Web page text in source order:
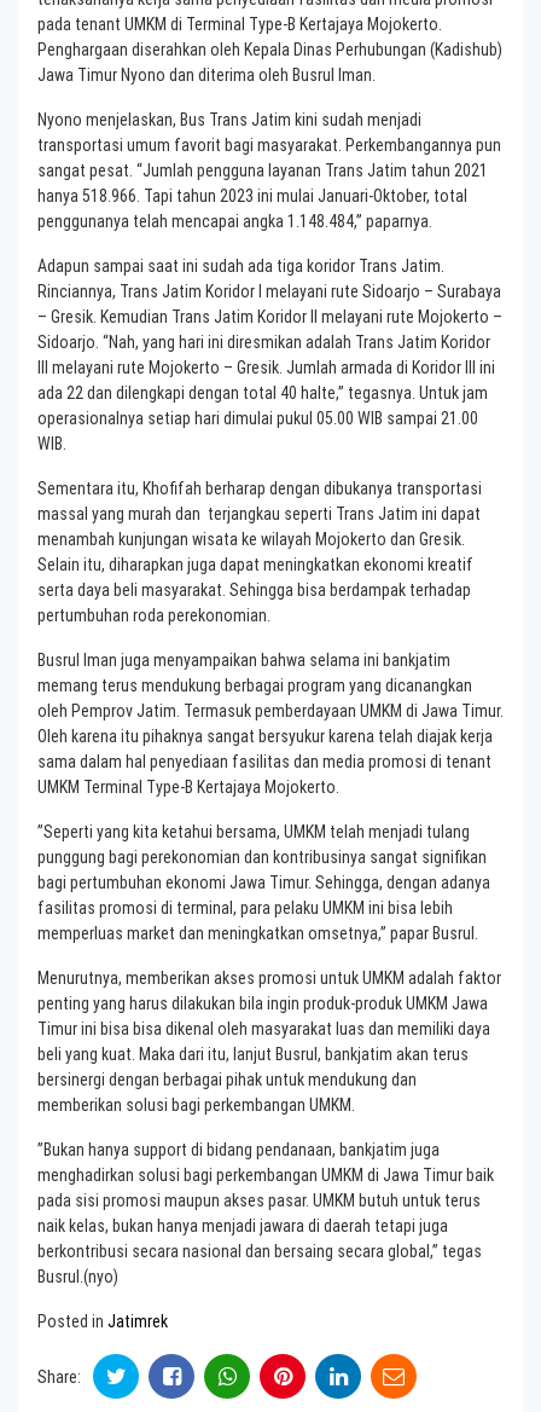
pada tenant UMKM di Terminal Type-B Kertajaya Mojokerto.
Penghargaan diserahkan oleh Kepala Dinas Perhubungan (Kadishub)
Jawa Timur Nyono dan diterima oleh Busrul Iman.
Nyono menjelaskan, Bus Trans Jatim kini sudah menjadi
transportasi umum favorit bagi masyarakat. Perkembangannya pun
sangat pesat. “Jumlah pengguna layanan Trans Jatim tahun 2021
hanya 518.966. Tapi tahun 2023 ini mulai Januari-Oktober, total
penggunanya telah mencapai angka 1.148.484,” paparnya.
Adapun sampai saat ini sudah ada tiga koridor Trans Jatim.
Rinciannya, Trans Jatim Koridor I melayani rute Sidoarjo – Surabaya
– Gresik. Kemudian Trans Jatim Koridor II melayani rute Mojokerto –
Sidoarjo. “Nah, yang hari ini diresmikan adalah Trans Jatim Koridor
III melayani rute Mojokerto – Gresik. Jumlah armada di Koridor III ini
ada 22 dan dilengkapi dengan total 40 halte,” tegasnya. Untuk jam
operasionalnya setiap hari dimulai pukul 05.00 WIB sampai 21.00
WIB.
Sementara itu, Khofifah berharap dengan dibukanya transportasi
massal yang murah dan terjangkau seperti Trans Jatim ini dapat
menambah kunjungan wisata ke wilayah Mojokerto dan Gresik.
Selain itu, diharapkan juga dapat meningkatkan ekonomi kreatif
serta daya beli masyarakat. Sehingga bisa berdampak terhadap
pertumbuhan roda perekonomian.
Busrul Iman juga menyampaikan bahwa selama ini bankjatim
memang terus mendukung berbagai program yang dicanangkan
oleh Pemprov Jatim. Termasuk pemberdayaan UMKM di Jawa Timur.
Oleh karena itu pihaknya sangat bersyukur karena telah diajak kerja
sama dalam hal penyediaan fasilitas dan media promosi di tenant
UMKM Terminal Type-B Kertajaya Mojokerto.
”Seperti yang kita ketahui bersama, UMKM telah menjadi tulang
punggung bagi perekonomian dan kontribusinya sangat signifikan
bagi pertumbuhan ekonomi Jawa Timur. Sehingga, dengan adanya
fasilitas promosi di terminal, para pelaku UMKM ini bisa lebih
memperluas market dan meningkatkan omsetnya,” papar Busrul.
Menurutnya, memberikan akses promosi untuk UMKM adalah faktor
penting yang harus dilakukan bila ingin produk-produk UMKM Jawa
Timur ini bisa bisa dikenal oleh masyarakat luas dan memiliki daya
beli yang kuat. Maka dari itu, lanjut Busrul, bankjatim akan terus
bersinergi dengan berbagai pihak untuk mendukung dan
memberikan solusi bagi perkembangan UMKM.
”Bukan hanya support di bidang pendanaan, bankjatim juga
menghadirkan solusi bagi perkembangan UMKM di Jawa Timur baik
pada sisi promosi maupun akses pasar. UMKM butuh untuk terus
naik kelas, bukan hanya menjadi jawara di daerah tetapi juga
berkontribusi secara nasional dan bersaing secara global,” tegas
Busrul.(nyo)
Posted in Jatimrek
Share: